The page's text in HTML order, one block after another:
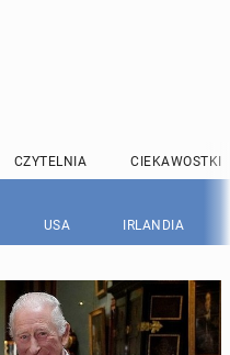
CZYTELNIA CIEKAWOSTKI
USA IRLANDIA